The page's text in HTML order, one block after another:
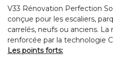
V33 Rénovation Perfection
conçue pour les escaliers,
carrelés, neufs ou anciens.
renforcée par la technologie
Les points forts: